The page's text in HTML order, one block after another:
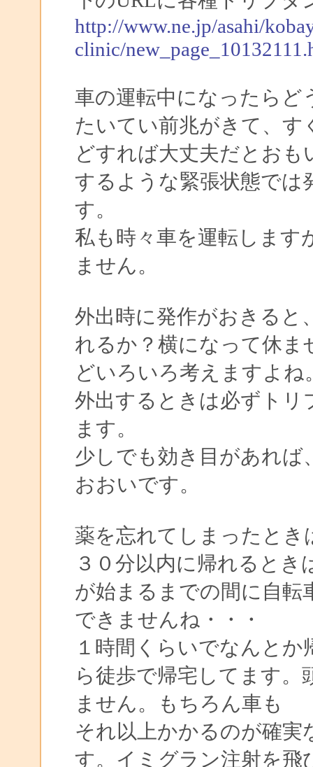
http://www.ne.jp/asahi/
clinic/
車の運転中になったらど
たいてい前兆がきて、す
どすれば大丈夫だとお
するような緊張状態では
す。
私も時々車を運転します
ません。
外出時に発作がおきると
れるか？横になって休
どいろいろ考えますよね
外出するときは必ずト
ます。
少しでも効き目があれ
おおいです。
薬を忘れてしまったとき
３０分以内に帰れると
が始まるまでの間に自転
できませんね・・・
１時間くらいでなんと
ら徒歩で帰宅してます
ません。もちろん車も
それ以上かかるのが確実
す。イミグラン注射を飛